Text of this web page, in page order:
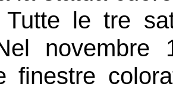
Tutte le tre
novembre
finestre